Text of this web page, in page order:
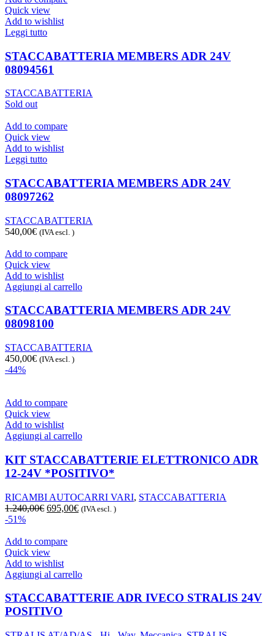
Quick view
Add to wishlist
Leggi tutto
STACCABATTERIA MEMBERS ADR 24V
08094561
STACCABATTERIA
Sold out
Add to compare
Quick view
Add to wishlist
Leggi tutto
STACCABATTERIA MEMBERS ADR 24V
08097262
STACCABATTERIA
540,00€ (IVA escl. )
Add to compare
Quick view
Add to wishlist
Aggiungi al carrello
STACCABATTERIA MEMBERS ADR 24V
08098100
STACCABATTERIA
450,00€ (IVA escl. )
-44%
Add to compare
Quick view
Add to wishlist
Aggiungi al carrello
KIT STACCABATTERIE ELETTRONICO ADR
12-24V *POSITIVO*
RICAMBI AUTOCARRI VARI, STACCABATTERIA
1.240,00€ Il
era:
1.240,00€.
695,00€Il(IVA escl. )
-51%
Add to compare
Quick view
Add to wishlist
Aggiungi al carrello
STACCABATTERIE ADR IVECO STRALIS 24V
POSITIVO